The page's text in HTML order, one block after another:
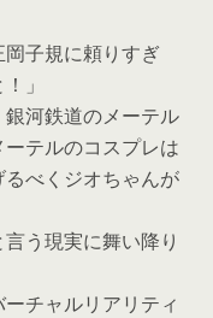
岡子規に頼りすぎ
」
銀河鉄道のメーテル
テルのコスプレは
べくジオちゃんが
う現実に舞い降り
チャルリアリティ